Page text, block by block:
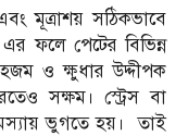
মূত্রাশয় সঠিকভাবে
ফলে পেটের বিভিন্ন
ও ক্ষুধার উদ্দীপক
সক্ষম। স্ট্রেস বা
ভুগতে হয়। তাই